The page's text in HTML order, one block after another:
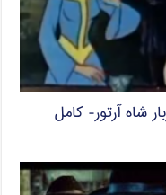
شاه آرتور- کامل